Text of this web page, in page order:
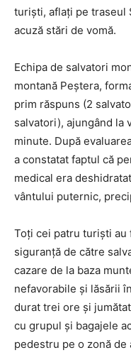
turiști, aflați pe traseul
acuză stări de vomă.
Echipa de salvatori
montană Peștera,
prim răspuns (2
salvatori), ajungând la
minute. După
a constatat faptul că
medical era
vântului puternic,
Toți cei patru turiști
siguranță de către
cazare de la baza
nefavorabile și lăsării
durat trei ore și
cu grupul și bagajele
pedestru pe o zonă de